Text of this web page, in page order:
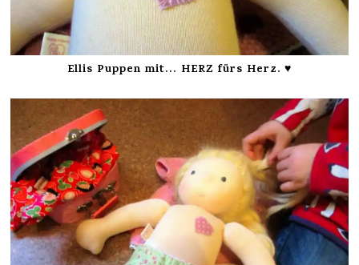
Ellis Puppen mit… HERZ fürs Herz. ♥